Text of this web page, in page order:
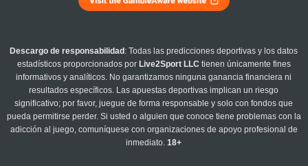
Descargo de responsabilidad : Todas las predicciones deportivas y los datos
estadísticos proporcionados por Live2Sport LLC tienen únicamente fines
informativos y analíticos. No garantizamos ninguna ganancia financiera ni
resultados específicos. Las apuestas deportivas implican un riesgo
significativo; por favor, juegue de forma responsable y solo con fondos que
pueda permitirse perder. Si usted o alguien que conoce tiene problemas con la
adicción al juego, comuníquese con organizaciones de apoyo profesional de
inmediato.18+